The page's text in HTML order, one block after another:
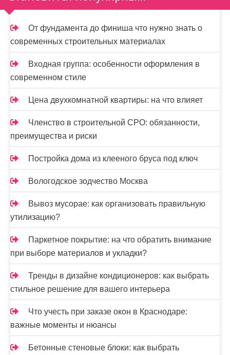
п
и
с
я
м
От фундамента до финиша что нужно знать о
современных строительных материалах
Входная группа: особенности оформления в
современном стиле
Цена двухкомнатной квартиры: на что влияет
Членство в строительной СРО: обязанности,
преимущества и риски
Постройка дома из клееного бруса под ключ
Вологодское зодчество Москва
Вывоз мусорае: как организовать правильную
утилизацию?
Паркетное покрытие: на что обратить внимание
при выборе материалов и укладки?
Тренды в дизайне кондиционеров: как выбрать
стильное решение для вашего интерьера
Что учесть при заказе окон в Краснодаре:
важные моменты и нюансы
Бетонные стеновые блоки: как выбрать